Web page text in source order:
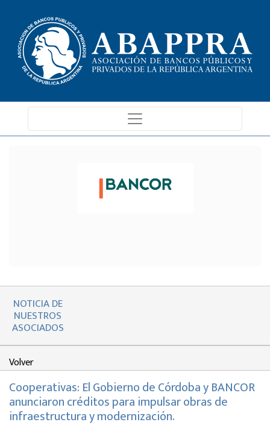
NOTICIA DE
NUESTROS
ASOCIADOS
Volver
Cooperativas: El Gobierno de Córdoba y BANCOR
anunciaron créditos para impulsar obras de
infraestructura y modernización.